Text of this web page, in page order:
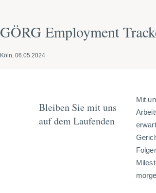
GÖRG Employment
Köln, 06.05.2024
Bleiben Sie mit uns
auf dem Laufenden
Mit